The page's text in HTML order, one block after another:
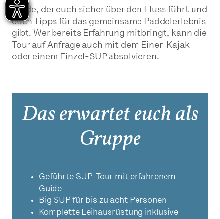
Guide, der euch sicher über den Fluss führt und
euch Tipps für das gemeinsame Paddelerlebnis
gibt. Wer bereits Erfahrung mitbringt, kann die
Tour auf Anfrage auch mit dem Einer-Kajak
oder einem Einzel-SUP absolvieren.
Das erwartet euch als
Gruppe
Geführte SUP-Tour mit erfahrenem
Guide
Big SUP für bis zu acht Personen
Komplette Leihausrüstung inklusive